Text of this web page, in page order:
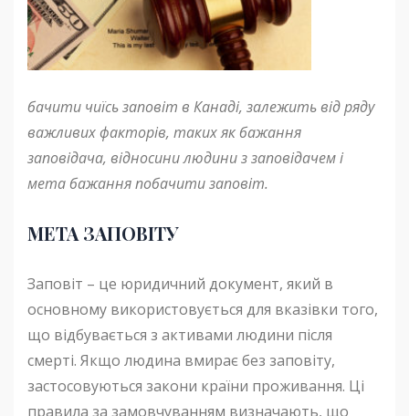
бачити чиїсь заповіт в Канаді, залежить від ряду
важливих факторів, таких як бажання
заповідача, відносини людини з заповідачем і
мета бажання побачити заповіт.
МЕТА ЗАПОВІТУ
Заповіт – це юридичний документ, який в
основному використовується для вказівки того,
що відбувається з активами людини після
смерті. Якщо людина вмирає без заповіту,
застосовуються закони країни проживання. Ці
правила за замовчуванням визначають, що